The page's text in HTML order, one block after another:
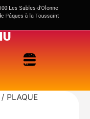
Les Sables-d'Olonne
Pâques à la Toussaint
/ PLAQUE